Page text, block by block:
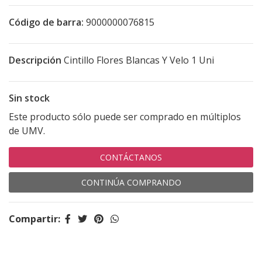
Código de barra: 9000000076815
Descripción Cintillo Flores Blancas Y Velo 1 Uni
Sin stock
Este producto sólo puede ser comprado en múltiplos
de UMV.
CONTÁCTANOS
CONTINÚA COMPRANDO
Compartir: